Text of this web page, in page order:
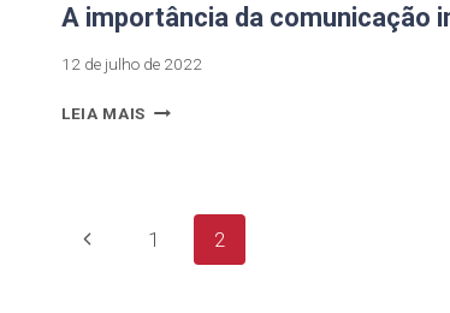
A importância da comunicação
12 de julho de 2022
LEIA MAIS
1 2